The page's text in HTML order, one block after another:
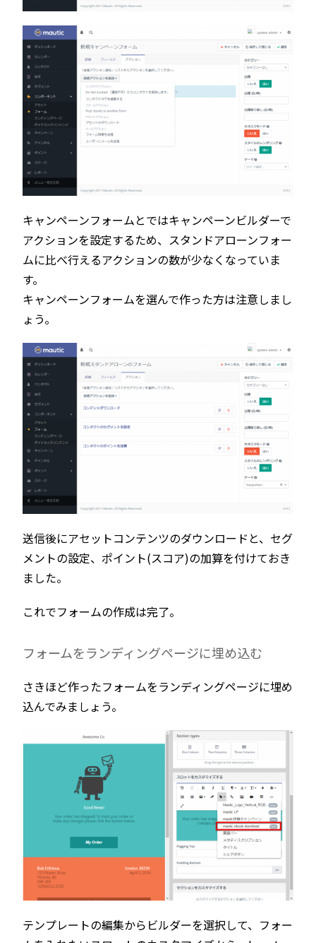
キャンペーンフォームとではキャンペーンビルダーで
アクションを設定するため、スタンドアローンフォー
ムに比べ行えるアクションの数が少なくなっていま
す。
キャンペーンフォームを選んで作った方は注意しまし
ょう。
送信後にアセットコンテンツのダウンロードと、セグ
メントの設定、ポイント(スコア)の加算を付けておき
ました。
これでフォームの作成は完了。
フォームをランディングページに埋め込む
さきほど作ったフォームをランディングページに埋め
込んでみましょう。
テンプレートの編集からビルダーを選択して、フォー